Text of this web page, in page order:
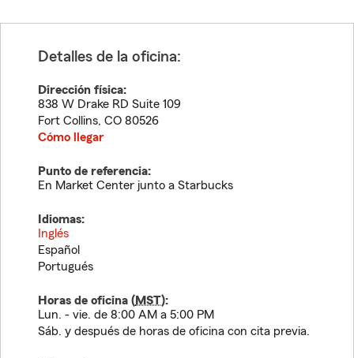
Detalles de la oficina:
Dirección física:
838 W Drake RD Suite 109
Fort Collins, CO 80526
Cómo llegar
Punto de referencia:
En Market Center junto a Starbucks
Idiomas:
Inglés
Español
Portugués
Horas de oficina (MST):
Lun. - vie. de 8:00 AM a 5:00 PM
Sáb. y después de horas de oficina con cita previa.